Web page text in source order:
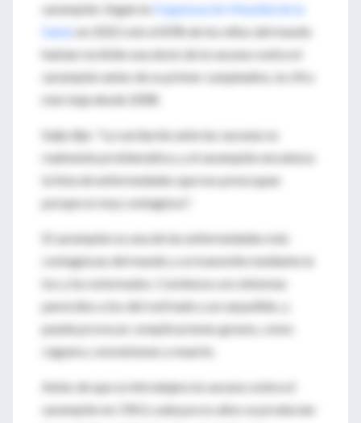
sarampión. Según la
Organización Mundial de la
Salud , en 2022 solo el 83% de los niños del mundo
habían recibido una dosis de la vacuna contra el
sarampión antes de su primer cumpleaños, la cifra
más baja desde 2008.
Salje dijo: "La vacilación ante las vacunas es
realmente problemática, y el sarampión encabeza
la lista de enfermedades que nos preocupan
porque es muy contagioso".
El sarampión es una de las enfermedades más
contagiosas del mundo y se transmite mediante la
tos y los estornudos. Comienza con síntomas
parecidos a los del resfriado y un sarpullido, y
puede provocar complicaciones graves, como
ceguera, convulsiones y muerte.
Antes de que se introdujera la vacuna contra el
sarampión en 1963, cada pocos años se producían